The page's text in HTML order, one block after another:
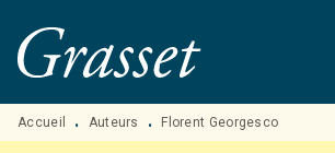
MENU RECHERCHE
PIED DE PAGE
Accueil • Auteurs • Florent Georgesco